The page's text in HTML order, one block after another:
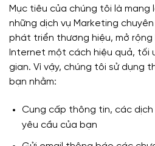
Mục tiêu của chúng tôi là mang
những dịch vụ Marketing
phát triển thương hiệu, mở rộng
Internet một cách hiệu quả, tối
gian. Vì vậy, chúng tôi sử dụng
bạn nhằm:
Cung cấp thông tin, các
yêu cầu của bạn